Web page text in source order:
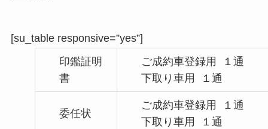
[su_table responsive=”yes”]
印鑑証明
書
ご成約車登録用 １通
下取り車用 １通
委任状
ご成約車登録用 １通
下取り車用 １通